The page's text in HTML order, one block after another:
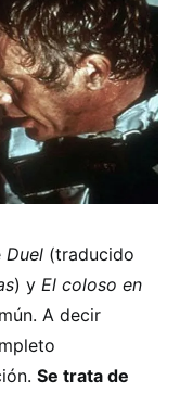
Duel (traducido
) y El coloso en
A decir
Se trata de